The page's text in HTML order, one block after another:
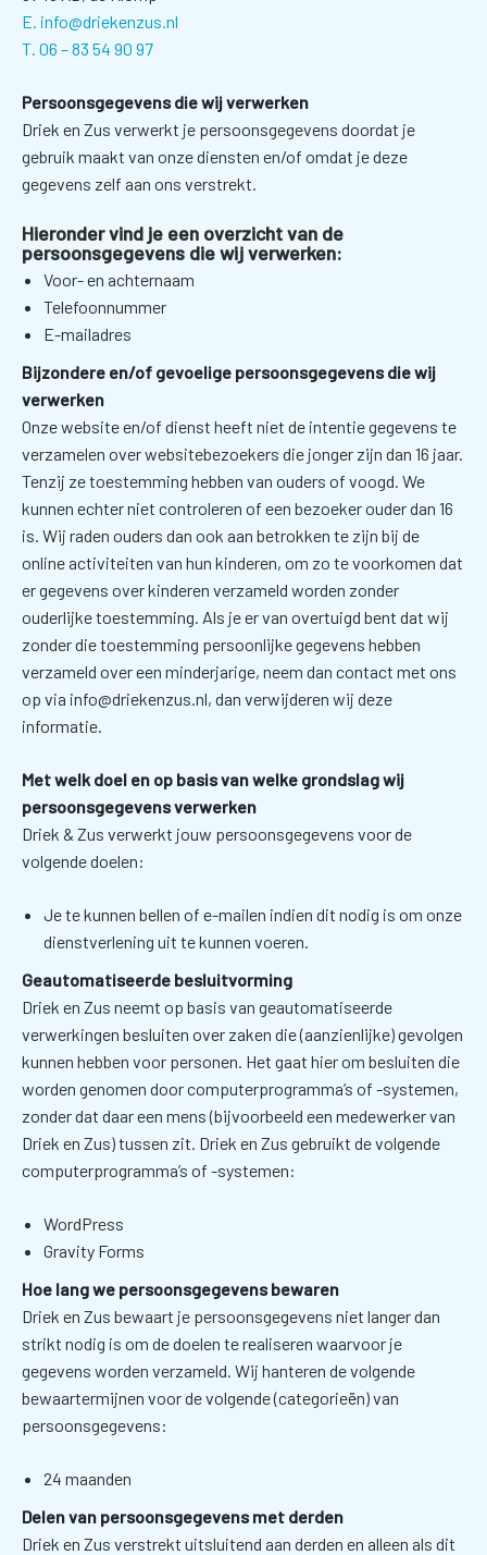
E. info@driekenzus.nl
T. 06 – 83 54 90 97
Persoonsgegevens die wij verwerken
Driek en Zus verwerkt je persoonsgegevens doordat je
gebruik maakt van onze diensten en/of omdat je deze
gegevens zelf aan ons verstrekt.
Hieronder vind je een overzicht van de
persoonsgegevens die wij verwerken:
Voor- en achternaam
Telefoonnummer
E-mailadres
Bijzondere en/of gevoelige persoonsgegevens die wij
verwerken
Onze website en/of dienst heeft niet de intentie gegevens te
verzamelen over websitebezoekers die jonger zijn dan 16 jaar.
Tenzij ze toestemming hebben van ouders of voogd. We
kunnen echter niet controleren of een bezoeker ouder dan 16
is. Wij raden ouders dan ook aan betrokken te zijn bij de
online activiteiten van hun kinderen, om zo te voorkomen dat
er gegevens over kinderen verzameld worden zonder
ouderlijke toestemming. Als je er van overtuigd bent dat wij
zonder die toestemming persoonlijke gegevens hebben
verzameld over een minderjarige, neem dan contact met ons
op via info@driekenzus.nl, dan verwijderen wij deze
informatie.
Met welk doel en op basis van welke grondslag wij
persoonsgegevens verwerken
Driek & Zus verwerkt jouw persoonsgegevens voor de
volgende doelen:
Je te kunnen bellen of e-mailen indien dit nodig is om onze
dienstverlening uit te kunnen voeren.
Geautomatiseerde besluitvorming
Driek en Zus neemt op basis van geautomatiseerde
verwerkingen besluiten over zaken die (aanzienlijke) gevolgen
kunnen hebben voor personen. Het gaat hier om besluiten die
worden genomen door computerprogramma’s of -systemen,
zonder dat daar een mens (bijvoorbeeld een medewerker van
Driek en Zus) tussen zit. Driek en Zus gebruikt de volgende
computerprogramma’s of -systemen:
WordPress
Gravity Forms
Hoe lang we persoonsgegevens bewaren
Driek en Zus bewaart je persoonsgegevens niet langer dan
strikt nodig is om de doelen te realiseren waarvoor je
gegevens worden verzameld. Wij hanteren de volgende
bewaartermijnen voor de volgende (categorieën) van
persoonsgegevens:
24 maanden
Delen van persoonsgegevens met derden
Driek en Zus verstrekt uitsluitend aan derden en alleen als dit